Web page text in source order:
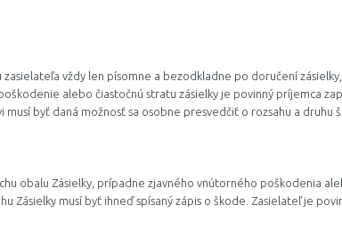
vždy len písomne a bezodkladne po doručení
alebo čiastočnú stratu zásielky je povinný príjemca
byť daná možnosť sa osobne presvedčiť o rozsahu a druhu
obalu Zásielky, prípadne zjavného vnútorného poškodenia
musí byť ihneď spísaný zápis o škode. Zasielateľ je